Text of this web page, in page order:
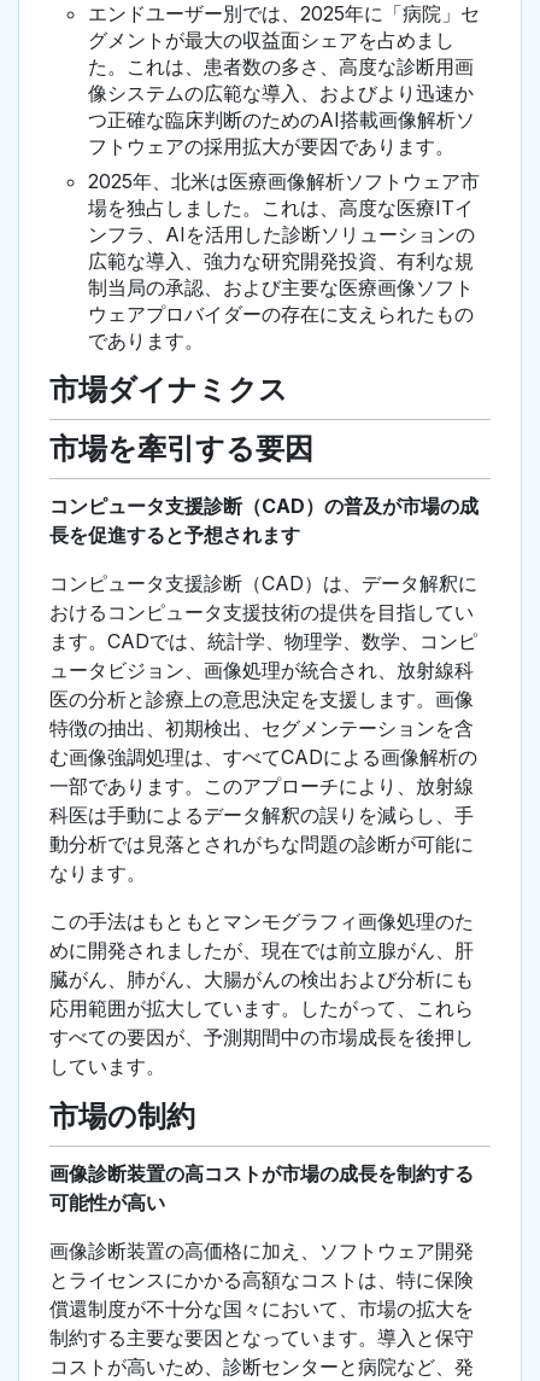
エンドユーザー別では、2025年に「病院」セ
グメントが最大の収益面シェアを占めまし
た。これは、患者数の多さ、高度な診断用画
像システムの広範な導入、およびより迅速か
つ正確な臨床判断のためのAI搭載画像解析ソ
フトウェアの採用拡大が要因であります。
2025年、北米は医療画像解析ソフトウェア市
場を独占しました。これは、高度な医療ITイ
ンフラ、AIを活用した診断ソリューションの
広範な導入、強力な研究開発投資、有利な規
制当局の承認、および主要な医療画像ソフト
ウェアプロバイダーの存在に支えられたもの
であります。
市場ダイナミクス
市場を牽引する要因
コンピュータ支援診断（CAD）の普及が市場の成
長を促進すると予想されます
コンピュータ支援診断（CAD）は、データ解釈に
おけるコンピュータ支援技術の提供を目指してい
ます。CADでは、統計学、物理学、数学、コンピ
ュータビジョン、画像処理が統合され、放射線科
医の分析と診療上の意思決定を支援します。画像
特徴の抽出、初期検出、セグメンテーションを含
む画像強調処理は、すべてCADによる画像解析の
一部であります。このアプローチにより、放射線
科医は手動によるデータ解釈の誤りを減らし、手
動分析では見落とされがちな問題の診断が可能に
なります。
この手法はもともとマンモグラフィ画像処理のた
めに開発されましたが、現在では前立腺がん、肝
臓がん、肺がん、大腸がんの検出および分析にも
応用範囲が拡大しています。したがって、これら
すべての要因が、予測期間中の市場成長を後押し
しています。
市場の制約
画像診断装置の高コストが市場の成長を制約する
可能性が高い
画像診断装置の高価格に加え、ソフトウェア開発
とライセンスにかかる高額なコストは、特に保険
償還制度が不十分な国々において、市場の拡大を
制約する主要な要因となっています。導入と保守
コストが高いため、診断センターと病院など、発